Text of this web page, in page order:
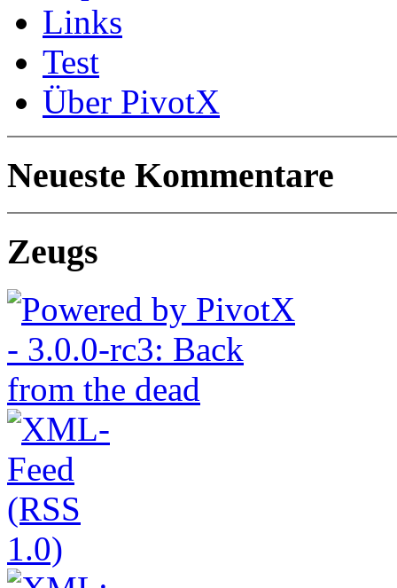
Links
Test
Über PivotX
Neueste Kommentare
Zeugs